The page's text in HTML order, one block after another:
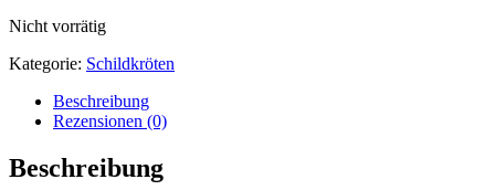
Nicht vorrätig
Kategorie: Schildkröten
Beschreibung
Rezensionen (0)
Beschreibung